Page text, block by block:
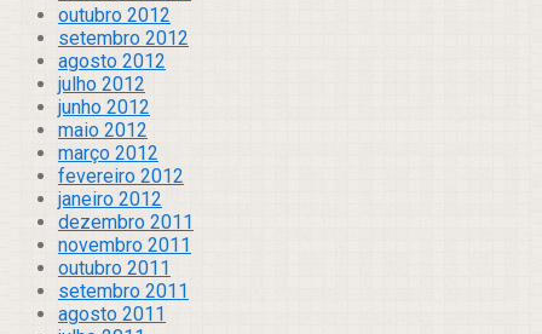
outubro 2012
setembro 2012
agosto 2012
julho 2012
junho 2012
maio 2012
março 2012
fevereiro 2012
janeiro 2012
dezembro 2011
novembro 2011
outubro 2011
setembro 2011
agosto 2011